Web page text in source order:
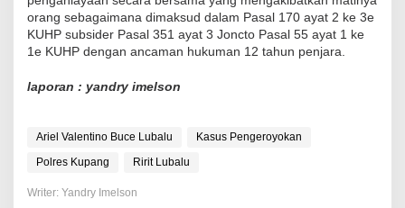
orang sebagaimana dimaksud dalam Pasal 170 ayat 2 ke 3e
KUHP subsider Pasal 351 ayat 3 Joncto Pasal 55 ayat 1 ke
1e KUHP dengan ancaman hukuman 12 tahun penjara.
laporan : yandry imelson
Ariel Valentino Buce Lubalu
Kasus Pengeroyokan
Polres Kupang
Ririt Lubalu
Writer: Yandry Imelson